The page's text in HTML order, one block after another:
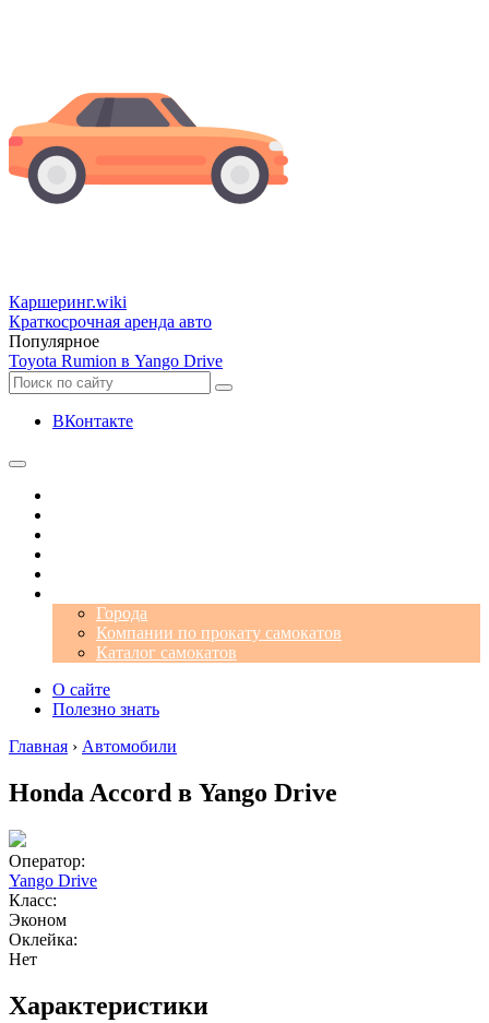
Каршеринг.wiki
Краткосрочная аренда авто
Популярное
Toyota Rumion в Yango Drive
ВКонтакте
Города
Компании по прокату самокатов
Каталог самокатов
О сайте
Полезно знать
Главная › Автомобили
Honda Accord в Yango Drive
Оператор:
Yango Drive
Класс:
Эконом
Оклейка:
Нет
Характеристики